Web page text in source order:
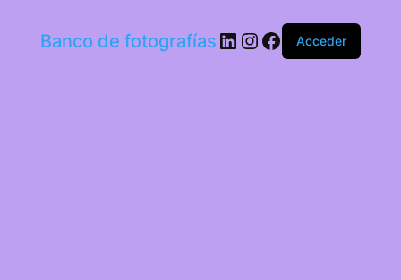
Banco de fotografías LinkedIn
Instagram
Facebook
Acceder